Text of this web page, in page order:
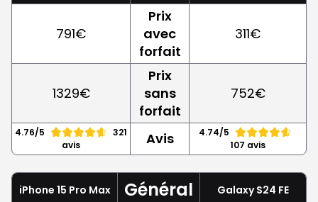
791€
Prix
avec
forfait
311€
1329€
Prix
sans
forfait
752€
4.76/5
321
avis
Avis
4.74/5
107 avis
iPhone 15 Pro Max Général Galaxy S24 FE